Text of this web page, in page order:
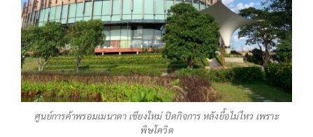
ศูนย์การค้าพรอมเมนาดา เชียงใหม่ ปิดกิจการ หลังยื้อไม่ไหว เพราะ
พิษโควิด